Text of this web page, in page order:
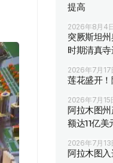
提高
2026年8月4
突厥斯坦
时期清真寺
2026年7月17
莲花盛开
2026年7月15
阿拉木图
额达11亿美
2026年7月13
阿拉木图